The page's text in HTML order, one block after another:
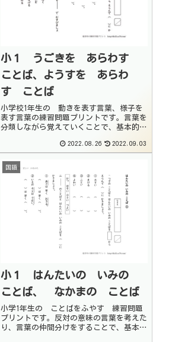
小１ うごきを あらわす
ことば、ようすを あらわ
す ことば
小学校1年生の 動きを表す言葉、様子を
表す言葉の練習問題プリントです。言葉を
分類しながら覚えていくことで、基本的な
作文での表現力を身につけるためにも大切
です。動きを表す言葉や、様子を表す言葉
をノートにい...
2022.08.26 2022.09.03
国語
小１ はんたいの いみの
ことば、 なかまの ことば
小学1年生の ことばをふやす 練習問題
プリントです。反対の意味の言葉を考えた
り、言葉の仲間分けをすることで、基本的